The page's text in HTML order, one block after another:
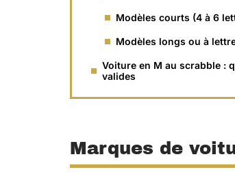
Modèles courts (4 à 6
Modèles longs ou à
Voiture en M au scrabble :
valides
Marques de